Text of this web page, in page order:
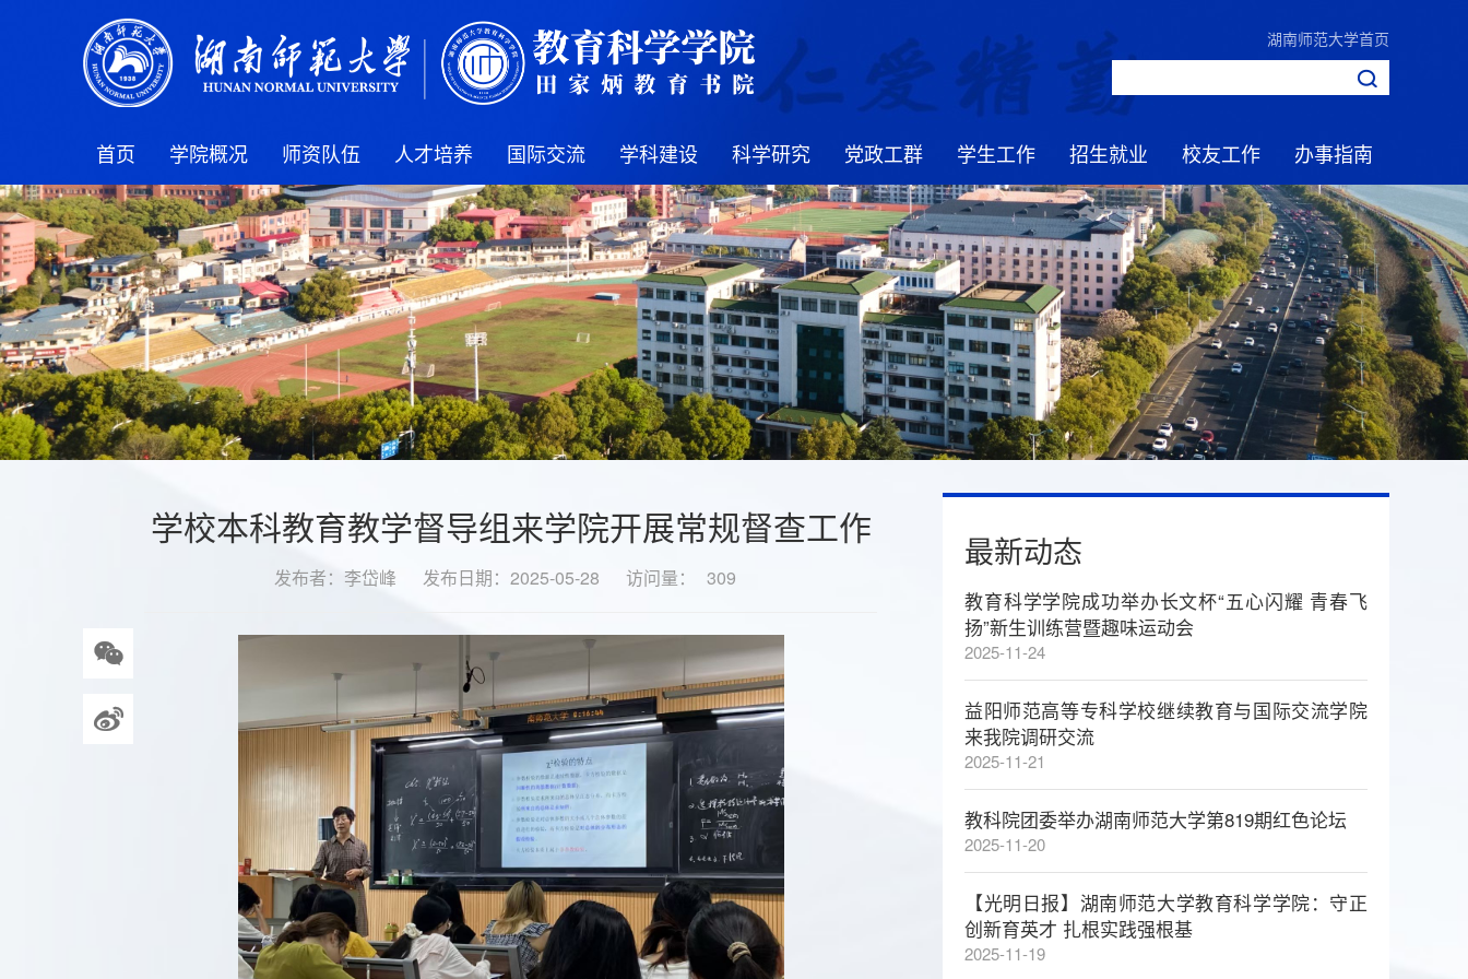
湖南师范大学首页
首页 学院概况 师资队伍 人才培养 国际交流 学科建设 科学研究 党政工群 学生工作 招生就业 校友工作 办事指南
最新动态
教育科学学院成功举办长文杯“五心闪耀 青春飞
扬”新生训练营暨趣味运动会
2025-11-24
益阳师范高等专科学校继续教育与国际交流学院
来我院调研交流
2025-11-21
教科院团委举办湖南师范大学第819期红色论坛
2025-11-20
【光明日报】湖南师范大学教育科学学院：守正
创新育英才 扎根实践强根基
2025-11-19
学校本科教育教学督导组来学院开展常规督查工作
发布者：李岱峰 发布日期：2025-05-28 访问量： 309